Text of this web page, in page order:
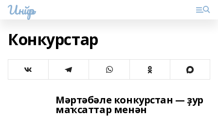
Инйәр
Конкурстар
Мәртәбәле конкурстан — ҙур
маҡсаттар менән